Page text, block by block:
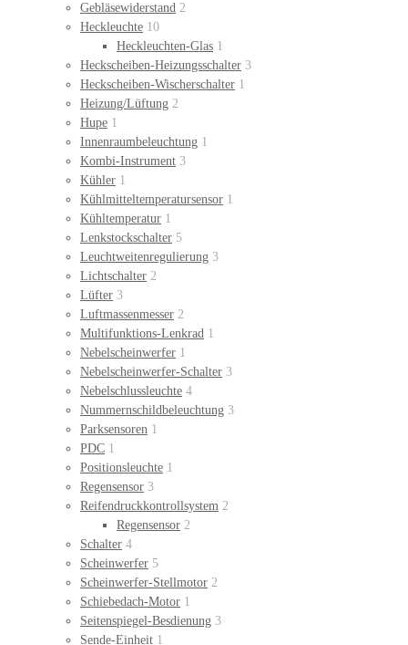
Gebläsewiderstand 2
Heckleuchte 10
Heckleuchten-Glas 1
Heckscheiben-Heizungsschalter 3
Heckscheiben-Wischerschalter 1
Heizung/Lüftung 2
Hupe 1
Innenraumbeleuchtung 1
Kombi-Instrument 3
Kühler 1
Kühlmitteltemperatursensor 1
Kühltemperatur 1
Lenkstockschalter 5
Leuchtweitenregulierung 3
Lichtschalter 2
Lüfter 3
Luftmassenmesser 2
Multifunktions-Lenkrad 1
Nebelscheinwerfer 1
Nebelscheinwerfer-Schalter 3
Nebelschlussleuchte 4
Nummernschildbeleuchtung 3
Parksensoren 1
PDC 1
Positionsleuchte 1
Regensensor 3
Reifendruckkontrollsystem 2
Regensensor 2
Schalter 4
Scheinwerfer 5
Scheinwerfer-Stellmotor 2
Schiebedach-Motor 1
Seitenspiegel-Besdienung 3
Sende-Einheit 1